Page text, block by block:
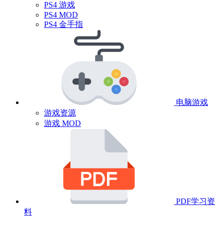
PS4 游戏
PS4 MOD
PS4 金手指
电脑游戏
游戏资源
游戏 MOD
PDF学习资
料